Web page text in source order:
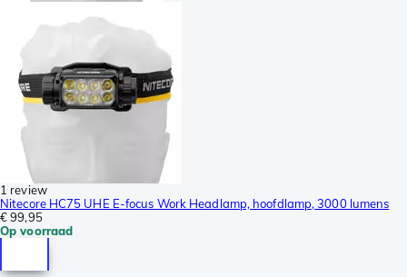
1 review
Nitecore HC75 UHE E-focus Work Headlamp, hoofdlamp, 3000 lumens
€ 99,95
Op voorraad